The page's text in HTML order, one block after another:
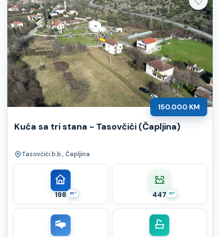
150.000 KM
Kuća sa tri stana - Tasovčići (Čapljina)
Tasovčići b.b., Čapljina
m²
198 m²
447